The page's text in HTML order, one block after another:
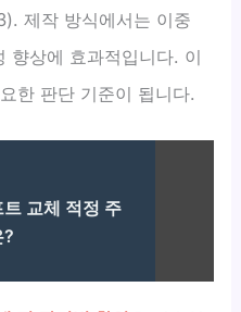
제작 방식에서는 이중
향상에 효과적입니다. 이
한 판단 기준이 됩니다.
교체 적정 주
?